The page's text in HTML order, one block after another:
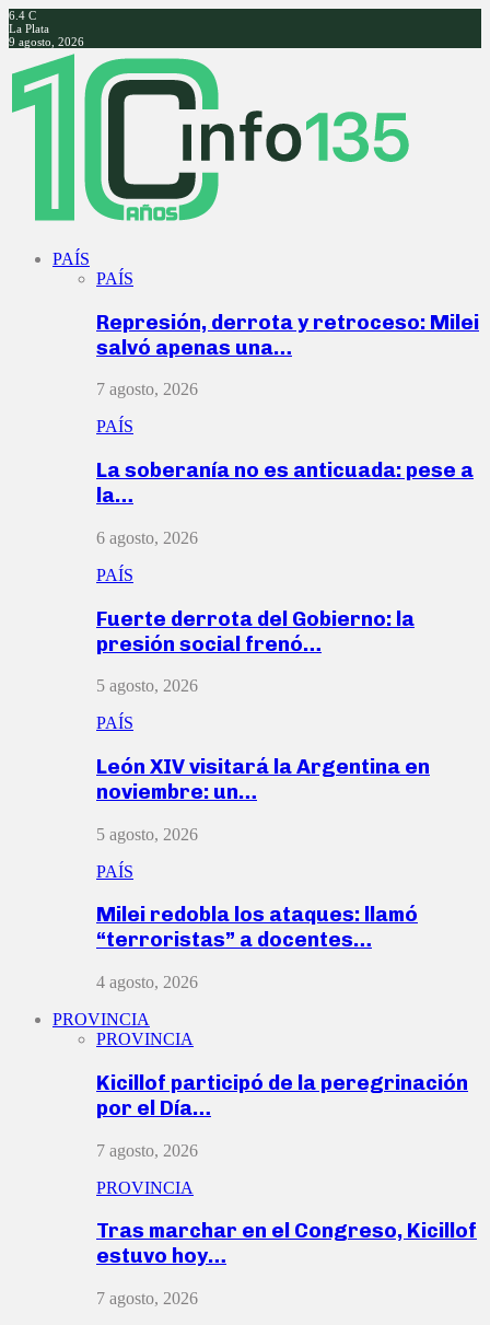
6.4 C
La Plata
9 agosto, 2026
Facebook
Twitter
Instagram
Youtube
PAÍS
PAÍS
Represión, derrota y retroceso: Milei
salvó apenas una…
7 agosto, 2026
PAÍS
La soberanía no es anticuada: pese a
la…
6 agosto, 2026
PAÍS
Fuerte derrota del Gobierno: la
presión social frenó…
5 agosto, 2026
PAÍS
León XIV visitará la Argentina en
noviembre: un…
5 agosto, 2026
PAÍS
Milei redobla los ataques: llamó
“terroristas” a docentes…
4 agosto, 2026
PROVINCIA
PROVINCIA
Kicillof participó de la peregrinación
por el Día…
7 agosto, 2026
PROVINCIA
Tras marchar en el Congreso, Kicillof
estuvo hoy…
7 agosto, 2026